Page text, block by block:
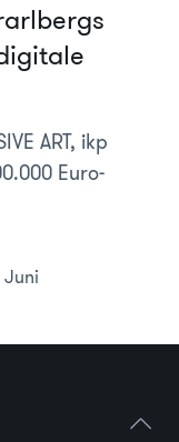
ART, ikp
Euro-
Juni